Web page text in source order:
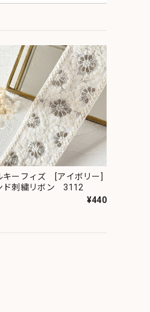
キーフィズ [アイボリー]
ド刺繍リボン 3112
¥440